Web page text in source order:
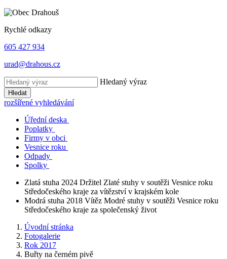
Rychlé odkazy
605 427 934
urad@drahous.cz
Hledaný výraz
Hledat
rozšířené vyhledávání
Úřední deska
Poplatky
Firmy v obci
Vesnice roku
Odpady
Spolky
Zlatá stuha 2024 Držitel Zlaté stuhy v soutěži Vesnice roku
Středočeského kraje za vítězství v krajském kole
Modrá stuha 2018 Vítěz Modré stuhy v soutěži Vesnice roku
Středočeského kraje za společenský život
Úvodní stránka
Fotogalerie
Rok 2017
Buřty na černém pivě